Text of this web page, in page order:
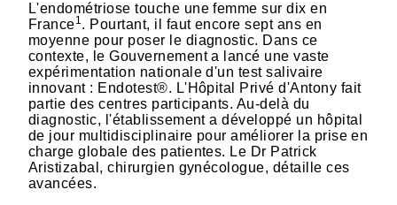
L'endométriose touche une femme sur dix en
France1. Pourtant, il faut encore sept ans en
moyenne pour poser le diagnostic. Dans ce
contexte, le Gouvernement a lancé une vaste
expérimentation nationale d'un test salivaire
innovant : Endotest®. L'Hôpital Privé d'Antony fait
partie des centres participants. Au-delà du
diagnostic, l'établissement a développé un hôpital
de jour multidisciplinaire pour améliorer la prise en
charge globale des patientes. Le Dr Patrick
Aristizabal, chirurgien gynécologue, détaille ces
avancées.